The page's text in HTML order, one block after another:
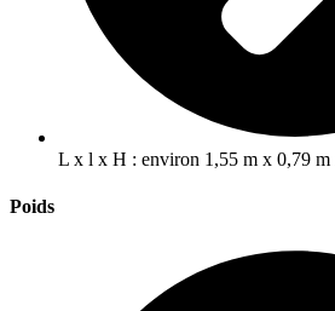
L x l x H : environ 1,55 m x 0,79 m
Poids